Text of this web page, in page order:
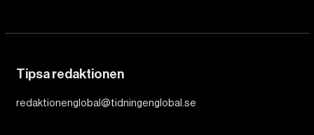
Tipsa redaktionen
redaktionenglobal@tidningenglobal.se